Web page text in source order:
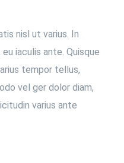
nisl ut varius. In
iaculis ante. Quisque
tempor tellus,
vel ger dolor diam,
varius ante